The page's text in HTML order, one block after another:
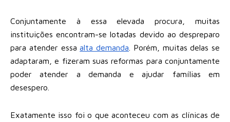
Conjuntamente à essa elevada procura, muitas
instituições encontram-se lotadas devido ao despreparo
para atender essaalta demanda . Porém, muitas delas se
adaptaram, e fizeram suas reformas para conjuntamente
poder atender a demanda e ajudar famílias em
desespero.
Exatamente isso foi o que aconteceu com as clínicas de